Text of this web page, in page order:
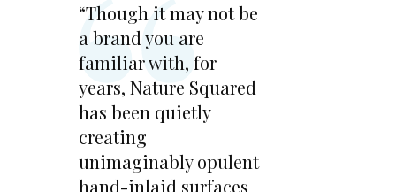
“Though it may not be
a brand you are
familiar with, for
years, Nature Squared
has been quietly
creating
unimaginably opulent
hand-inlaid surfaces